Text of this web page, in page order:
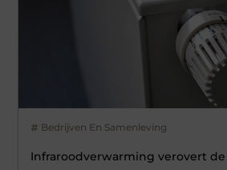
Bedrijven En Samenleving
Infraroodverwarming verovert